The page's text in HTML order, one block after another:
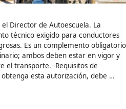
Director de
Conducir